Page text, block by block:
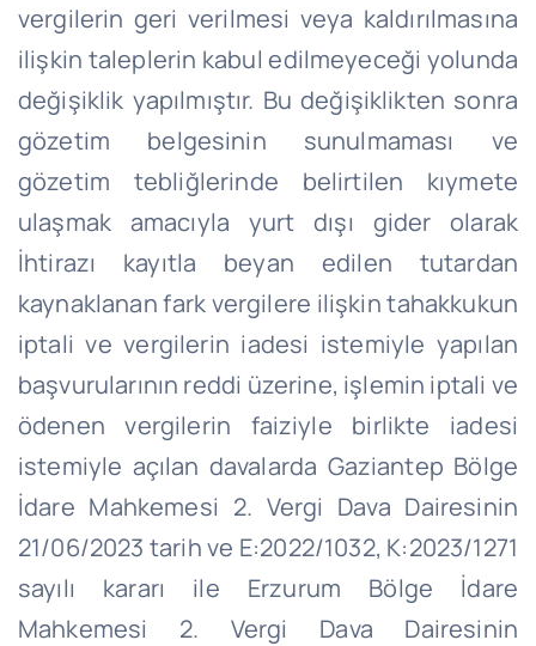
vergilerin geri verilmesi veya kaldırılmasına
ilişkin taleplerin kabul edilmeyeceği yolunda
değişiklik yapılmıştır. Bu değişiklikten sonra
gözetim belgesinin sunulmaması ve
gözetim tebliğlerinde belirtilen kıymete
ulaşmak amacıyla yurt dışı gider olarak
İhtirazı kayıtla beyan edilen tutardan
kaynaklanan fark vergilere ilişkin tahakkukun
iptali ve vergilerin iadesi istemiyle yapılan
başvurularının reddi üzerine, işlemin iptali ve
ödenen vergilerin faiziyle birlikte iadesi
istemiyle açılan davalarda Gaziantep Bölge
İdare Mahkemesi 2. Vergi Dava Dairesinin
21/06/2023 tarih ve E:2022/1032, K:2023/1271
sayılı kararı ile Erzurum Bölge İdare
Mahkemesi 2. Vergi Dava Dairesinin